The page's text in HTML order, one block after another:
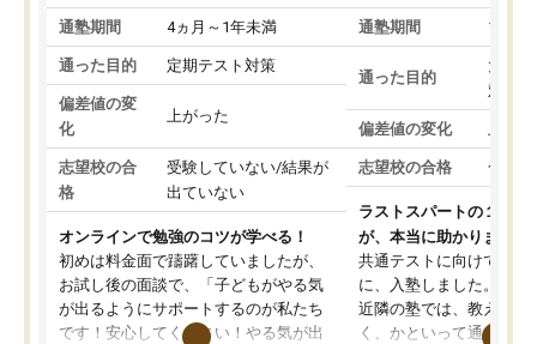
通塾期間 4ヵ月～1年未満
通った目的 定期テスト対策
偏差値の変
化
上がった
志望校の合
格
受験していない/結果が
出ていない
オンラインで勉強のコツが学べる！
初めは料金面で躊躇していましたが、
お試し後の面談で、「子どもがやる気
が出るようにサポートするのが私たち
です！安心してください！やる気が出
通塾期間 1～3
通った目的
大学
対策
偏差値の変化 上が
志望校の合格 合格
ラストスパートの１か月
が、本当に助かりました
共通テストに向けての追
に、入塾しました。田舎
近隣の塾では、教えても
く、かといって通うには